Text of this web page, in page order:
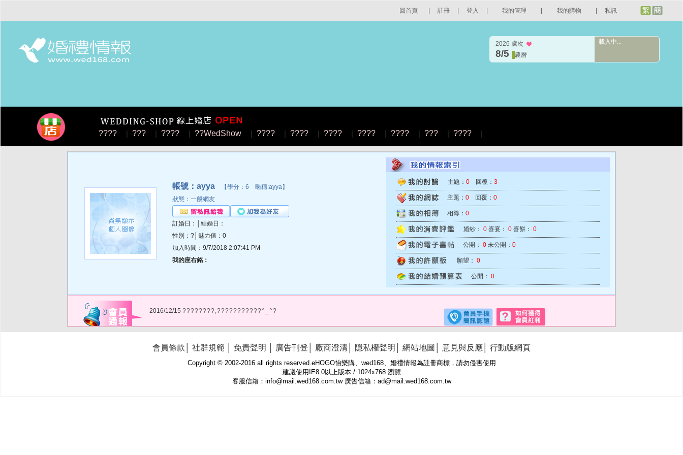
回首頁 註冊 登入 我的管理 我的購物 私訊
2026 歲次
8/5 農曆
載入中...
???? | ??? | ???? | ??WedShow | ???? | ???? | ???? | ???? | ???? | ??? | ???? |
帳號：ayya 【學分：6 暱稱:ayya】
狀態：一般網友
訂婚日：│結婚日：
性別：?│魅力值：0
加入時間：9/7/2018 2:07:41 PM
我的座右銘：
主題： 0 回覆： 3
主題： 0 回覆： 0
相簿： 0
婚紗： 0 喜宴： 0 喜餅： 0
公開： 0 未公開： 0
願望： 0
公開： 0
2016/12/15 ????????,???????????^_^?
會員條款 社群規範 免責聲明 廣告刊登 廠商澄清 隱私權聲明 網站地圖 意見與反應 行動版網頁
Copyright © 2002-2016 all rights reserved.eHOGO怡樂購、wed168、婚禮情報為註冊商標，請勿侵害使用
建議使用IE8.0以上版本 / 1024x768 瀏覽
客服信箱：info@mail.wed168.com.tw 廣告信箱：ad@mail.wed168.com.tw